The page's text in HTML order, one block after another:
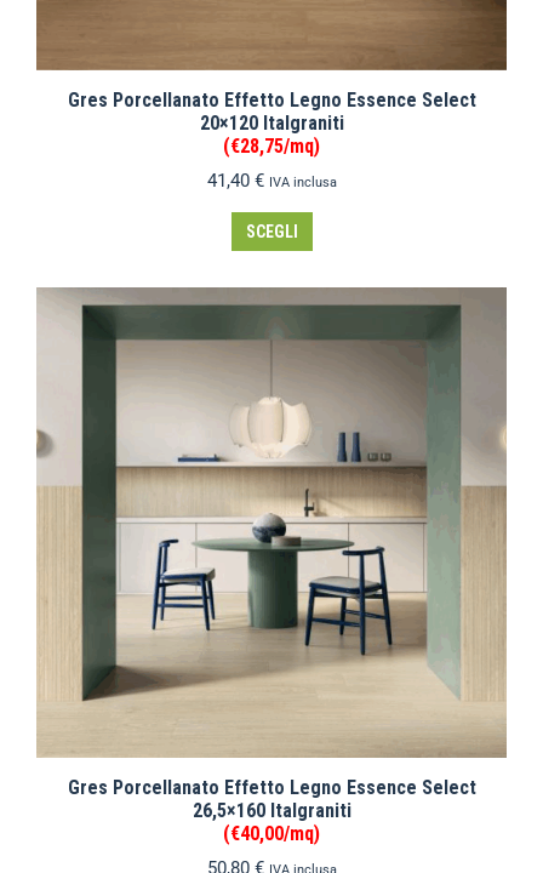
Gres Porcellanato Effetto Legno Essence Select
20×120 Italgraniti
(€28,75/mq)
41,40 € IVA inclusa
SCEGLI
Gres Porcellanato Effetto Legno Essence Select
26,5×160 Italgraniti
(€40,00/mq)
50,80 €